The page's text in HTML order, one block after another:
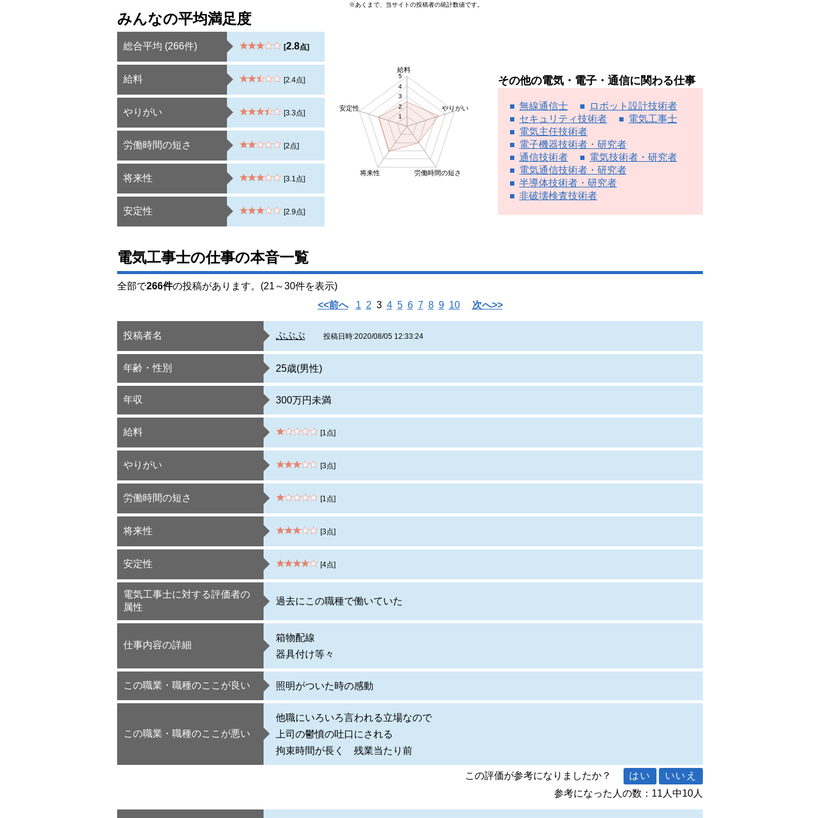
※あくまで、当サイトの投稿者の統計数値です。
みんなの平均満足度
総合平均 (266件) [2.8点]
1
2
3
4
5
給料
やりがい
労働時間の短さ
将来性
安定性
給料 [2.4点]
やりがい [3.3点]
労働時間の短さ [2点]
将来性 [3.1点]
安定性 [2.9点]
その他の電気・電子・通信に関わる仕事
無線通信士
ロボット設計技術者
セキュリティ技術者
電気工事士
電気主任技術者
電子機器技術者・研究者
通信技術者
電気技術者・研究者
電気通信技術者・研究者
半導体技術者・研究者
非破壊検査技術者
電気工事士の仕事の本音一覧
全部で266件の投稿があります。(21～30件を表示)
<<前へ
1 2 3 4 5 6 7 8 9 10 次へ>>
投稿者名 ぷぷぷ 投稿日時:2020/08/05 12:33:24
年齢・性別 25歳(男性)
年収 300万円未満
給料 [1点]
やりがい [3点]
労働時間の短さ [1点]
将来性 [3点]
安定性 [4点]
電気工事士に対する評価者の
属性
過去にこの職種で働いていた
仕事内容の詳細
箱物配線
器具付け等々
この職業・職種のここが良い 照明がついた時の感動
この職業・職種のここが悪い
他職にいろいろ言われる立場なので
上司の鬱憤の吐口にされる
拘束時間が長く 残業当たり前
この評価が参考になりましたか？
参考になった人の数：11人中10人